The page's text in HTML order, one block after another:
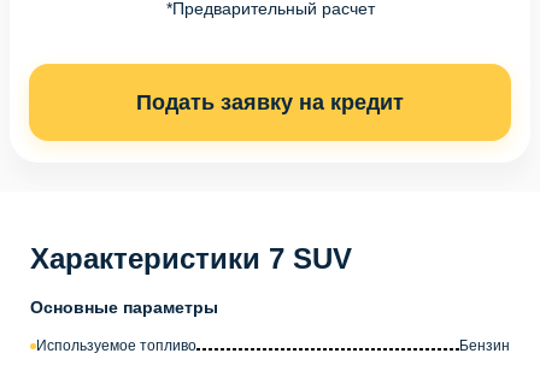
*Предварительный расчет
Подать заявку на кредит
Характеристики 7 SUV
Основные параметры
Используемое топливо Бензин